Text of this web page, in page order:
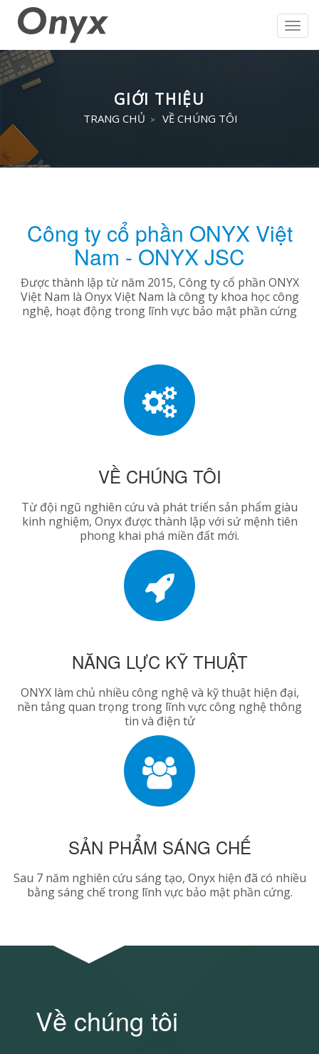
GIỚI THIỆU
TRANG CHỦ VỀ CHÚNG TÔI
Công ty cổ phần ONYX Việt
Nam - ONYX JSC
Được thành lập từ năm 2015, Công ty cổ phần ONYX
Việt Nam là Onyx Việt Nam là công ty khoa học công
nghệ, hoạt động trong lĩnh vực bảo mật phần cứng
VỀ CHÚNG TÔI
Từ đội ngũ nghiên cứu và phát triển sản phẩm giàu
kinh nghiệm, Onyx được thành lập với sứ mệnh tiên
phong khai phá miền đất mới.
NĂNG LỰC KỸ THUẬT
ONYX làm chủ nhiều công nghệ và kỹ thuật hiện đại,
nền tảng quan trọng trong lĩnh vực công nghệ thông
tin và điện tử
SẢN PHẨM SÁNG CHẾ
Sau 7 năm nghiên cứu sáng tạo, Onyx hiện đã có nhiều
bằng sáng chế trong lĩnh vực bảo mật phần cứng.
Về chúng tôi